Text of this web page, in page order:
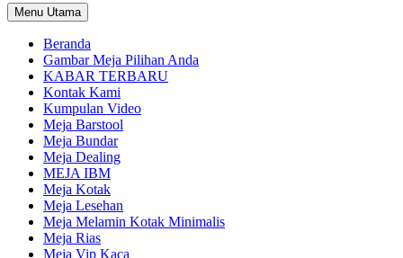
Cari
Menu Utama Langsung
ke
isi
Beranda
Gambar Meja Pilihan Anda
KABAR TERBARU
Kontak Kami
Kumpulan Video
Meja Barstool
Meja Bundar
Meja Dealing
MEJA IBM
Meja Kotak
Meja Lesehan
Meja Melamin Kotak Minimalis
Meja Rias
Meja Vip Kaca